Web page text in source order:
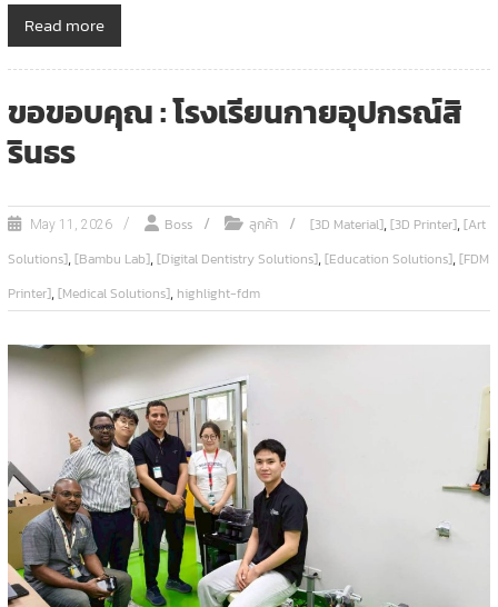
Read more
ขอขอบคุณ : โรงเรียนกายอุปกรณ์สิ
รินธร
May 11, 2026 Boss ลูกค้า [3D Material],[3D Printer],[Art
Solutions],[Bambu Lab],[Digital Dentistry Solutions],[Education Solutions],[FDM
Printer],[Medical Solutions], highlight-fdm